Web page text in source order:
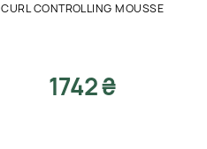
CURL CONTROLLING MOUSSE
1742 ₴